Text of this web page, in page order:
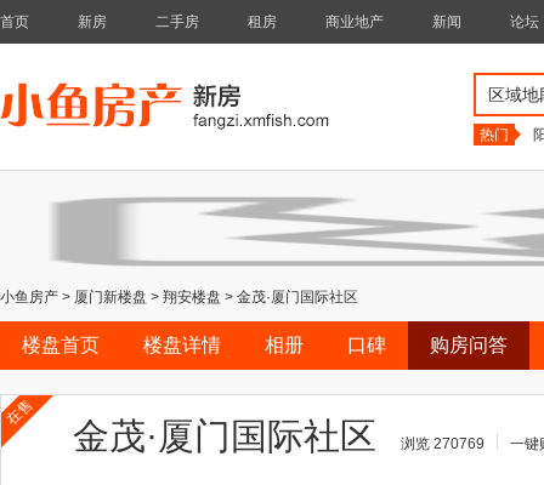
首页 新房 二手房 租房 商业地产 新闻 论坛
区域地
热门
小鱼房产 > 厦门新楼盘 > 翔安楼盘 > 金茂·厦门国际社区
楼盘首页 楼盘详情 相册 口碑 购房问答
在售
金茂·厦门国际社区 浏览 270769 一键